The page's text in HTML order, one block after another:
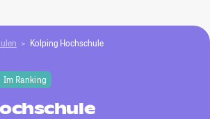
Kolping Hochschule
Im Ranking